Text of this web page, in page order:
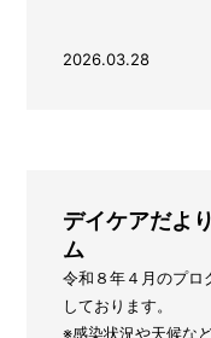
2026.03.28
デイケアだよ
ム
令和８年４月のプロ
しております。
※感染状況や天候な